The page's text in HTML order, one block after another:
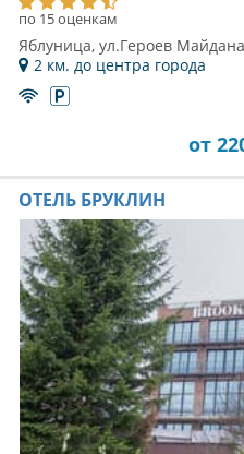
по 15 оценкам
Яблуница, ул.Героев Майдана
2 км. до центра города
от
ОТЕЛЬ БРУКЛИН